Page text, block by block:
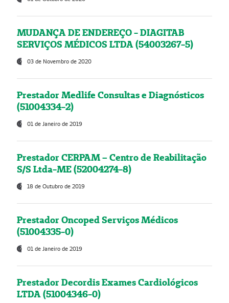
MUDANÇA DE ENDEREÇO - DIAGITAB
SERVIÇOS MÉDICOS LTDA (54003267-5)
03 de Novembro de 2020
Prestador Medlife Consultas e Diagnósticos
(51004334-2)
01 de Janeiro de 2019
Prestador CERPAM – Centro de Reabilitação
S/S Ltda-ME (52004274-8)
18 de Outubro de 2019
Prestador Oncoped Serviços Médicos
(51004335-0)
01 de Janeiro de 2019
Prestador Decordis Exames Cardiológicos
LTDA (51004346-0)